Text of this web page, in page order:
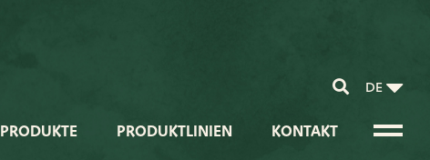
DE
PRODUKTE PRODUKTLINIEN KONTAKT